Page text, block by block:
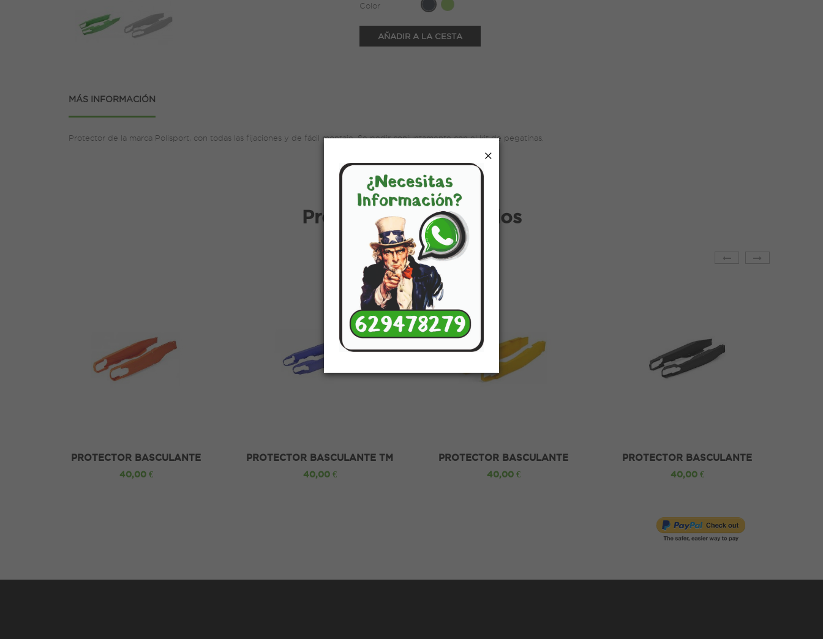
Color
AÑADIR A LA CESTA
MÁS INFORMACIÓN
Protector de la marca Polisport, con todas las fijaciones y de fácil montaje. Se pedir conjuntamente con el kit de pegatinas.
Productos relacionados
PROTECTOR BASCULANTE
40,00 €
PROTECTOR BASCULANTE TM
40,00 €
PROTECTOR BASCULANTE
40,00 €
PROTECTOR BASCULANTE
40,00 €
×